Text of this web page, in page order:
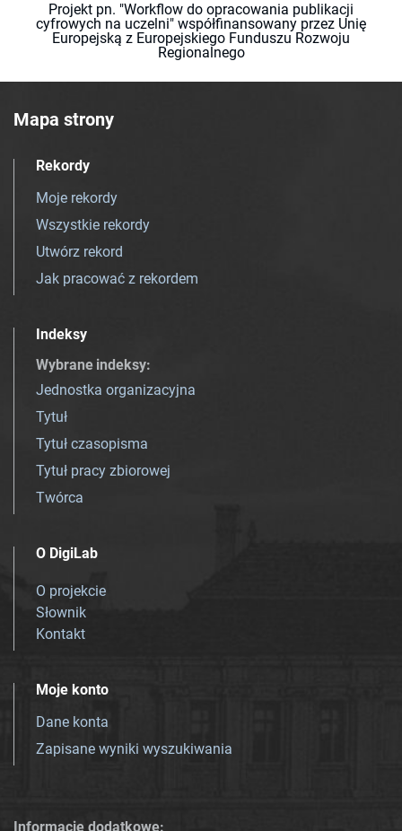
Projekt pn. "Workflow do opracowania publikacji
cyfrowych na uczelni" współfinansowany przez Unię
Europejską z Europejskiego Funduszu Rozwoju
Regionalnego
Mapa strony
Rekordy
Moje rekordy
Wszystkie rekordy
Utwórz rekord
Jak pracować z rekordem
Indeksy
Wybrane indeksy:
Jednostka organizacyjna
Tytuł
Tytuł czasopisma
Tytuł pracy zbiorowej
Twórca
O DigiLab
O projekcie
Słownik
Kontakt
Moje konto
Dane konta
Zapisane wyniki wyszukiwania
Informacje dodatkowe: